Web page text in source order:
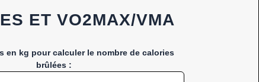
ET VO2MAX/VMA
en kg pour calculer le nombre de calories
brûlées :